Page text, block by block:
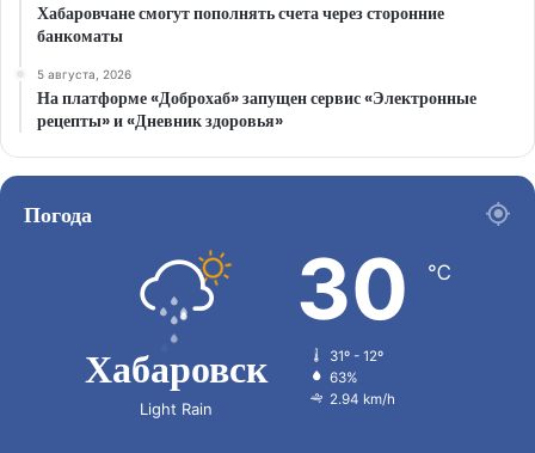
Хабаровчане смогут пополнять счета через сторонние
банкоматы
5 августа, 2026
На платформе «Доброхаб» запущен сервис «Электронные
рецепты» и «Дневник здоровья»
Погода
Хабаровск
Light Rain
30 ℃
31º - 12º
63%
2.94 km/h